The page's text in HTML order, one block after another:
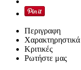
Περιγραφη
Χαρακτηρηστικά
Κριτικές
Ρωτήστε μας